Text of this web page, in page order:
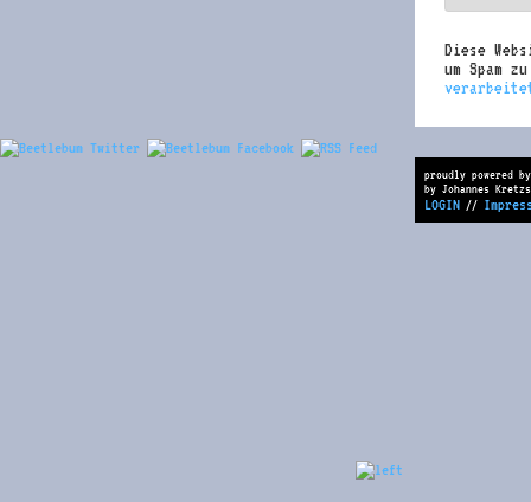
Diese
um Spam
proudly powered
by Johannes
LOGIN //